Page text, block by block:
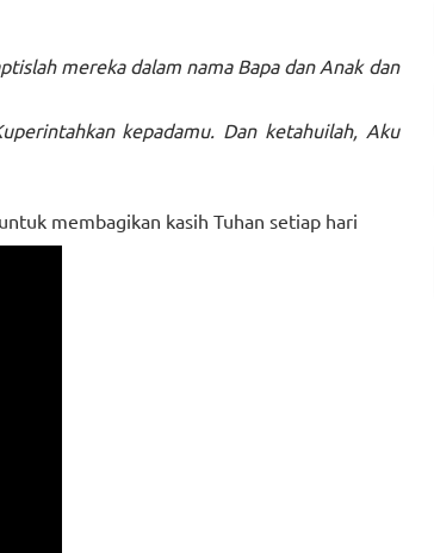
mereka dalam nama Bapa dan Anak dan
kepadamu. Dan ketahuilah, Aku
membagikan kasih Tuhan setiap hari